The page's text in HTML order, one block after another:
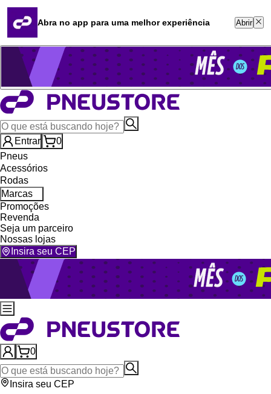
Quero revender
Blog
Whatsapp (16) 99764-8401
Televendas (47) 3046-2551
Entrar
0
Pneus
Acessórios
Rodas
Marcas
Promoções
Revenda
Seja um parceiro
Nossas lojas
Insira seu CEP
0
Insira seu CEP
Abra no app para uma melhor experiência Abrir